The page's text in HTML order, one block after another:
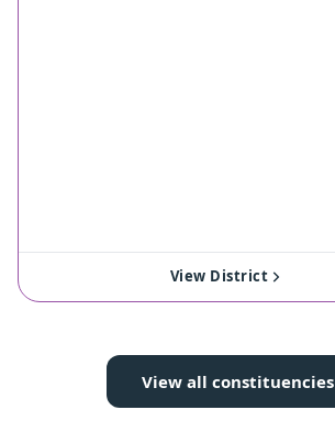
View District
View all constituencies